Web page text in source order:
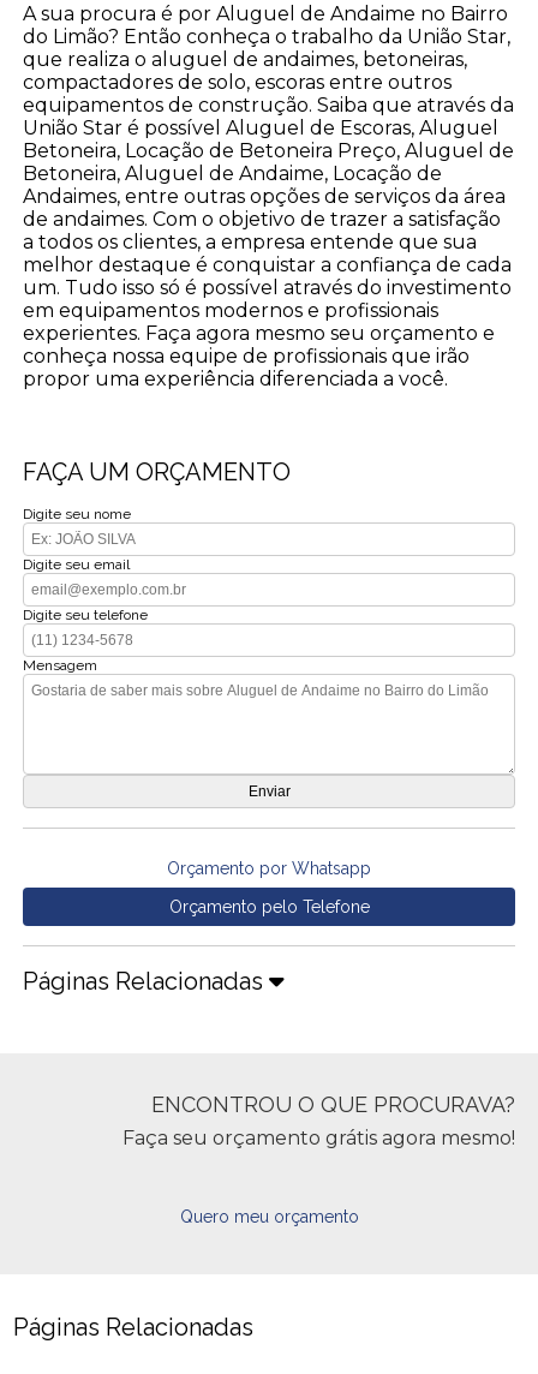
A sua procura é por Aluguel de Andaime no Bairro
do Limão? Então conheça o trabalho da União Star,
que realiza o aluguel de andaimes, betoneiras,
compactadores de solo, escoras entre outros
equipamentos de construção. Saiba que através da
União Star é possível Aluguel de Escoras, Aluguel
Betoneira, Locação de Betoneira Preço, Aluguel de
Betoneira, Aluguel de Andaime, Locação de
Andaimes, entre outras opções de serviços da área
de andaimes. Com o objetivo de trazer a satisfação
a todos os clientes, a empresa entende que sua
melhor destaque é conquistar a confiança de cada
um. Tudo isso só é possível através do investimento
em equipamentos modernos e profissionais
experientes. Faça agora mesmo seu orçamento e
conheça nossa equipe de profissionais que irão
propor uma experiência diferenciada a você.
FAÇA UM ORÇAMENTO
Digite seu nome
Digite seu email
Digite seu telefone
Mensagem
Orçamento por Whatsapp
Orçamento pelo Telefone
Páginas Relacionadas
ENCONTROU O QUE PROCURAVA?
Faça seu orçamento grátis agora mesmo!
Quero meu orçamento
Páginas Relacionadas